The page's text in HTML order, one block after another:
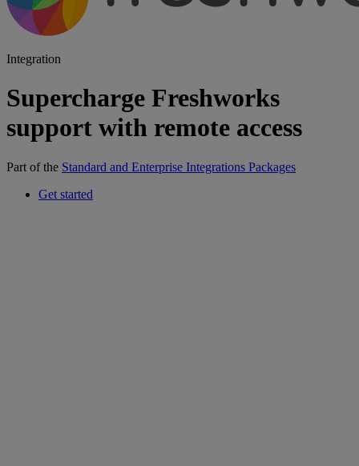
Integration
Supercharge Freshworks
support with remote access
Part of the Standard and Enterprise Integrations Packages
Get started